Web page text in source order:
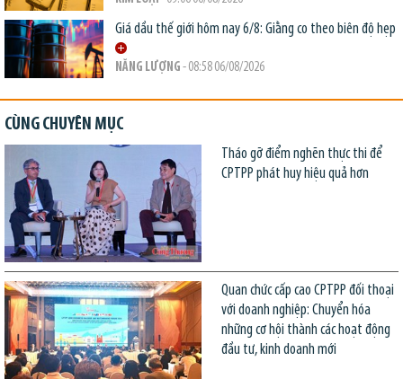
Giá dầu thế giới hôm nay 6/8: Giằng co theo biên độ hẹp
NĂNG LƯỢNG - 08:58 06/08/2026
CÙNG CHUYÊN MỤC
Tháo gỡ điểm nghẽn thực thi để
CPTPP phát huy hiệu quả hơn
Quan chức cấp cao CPTPP đối thoại
với doanh nghiệp: Chuyển hóa
những cơ hội thành các hoạt động
đầu tư, kinh doanh mới